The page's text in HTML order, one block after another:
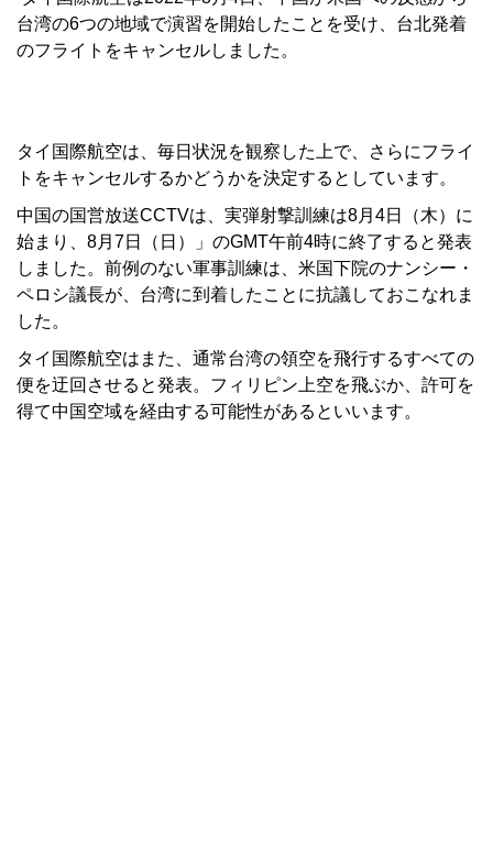
台湾の6つの地域で演習を開始したことを受け、台北発着
のフライトをキャンセルしました。
タイ国際航空は、毎日状況を観察した上で、さらにフライ
トをキャンセルするかどうかを決定するとしています。
中国の国営放送CCTVは、実弾射撃訓練は8月4日（木）に
始まり、8月7日（日）」のGMT午前4時に終了すると発表
しました。前例のない軍事訓練は、米国下院のナンシー・
ペロシ議長が、台湾に到着したことに抗議しておこなれま
した。
タイ国際航空はまた、通常台湾の領空を飛行するすべての
便を迂回させると発表。フィリピン上空を飛ぶか、許可を
得て中国空域を経由する可能性があるといいます。